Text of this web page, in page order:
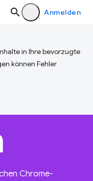
Anmelden
in Ihre bevorzugte
können Fehler
Chrome-